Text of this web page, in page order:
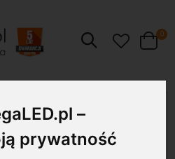
–
prywatność
Szukaj Cart
0